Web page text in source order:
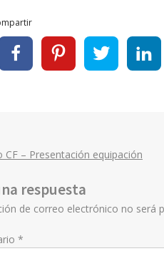
CF – Presentación equipación
respuesta
de correo electrónico no será
*